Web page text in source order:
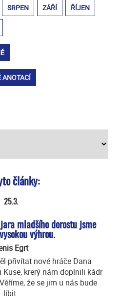
SRPEN ZÁŘÍ ŘÍJEN
ANOTACÍ
články:
25.3.
mladšího dorostu jsme
výhrou.
Egrt
přivítat nové hráče Dana
krerý nám doplnili kádr
že se jim u nás bude
líbit.